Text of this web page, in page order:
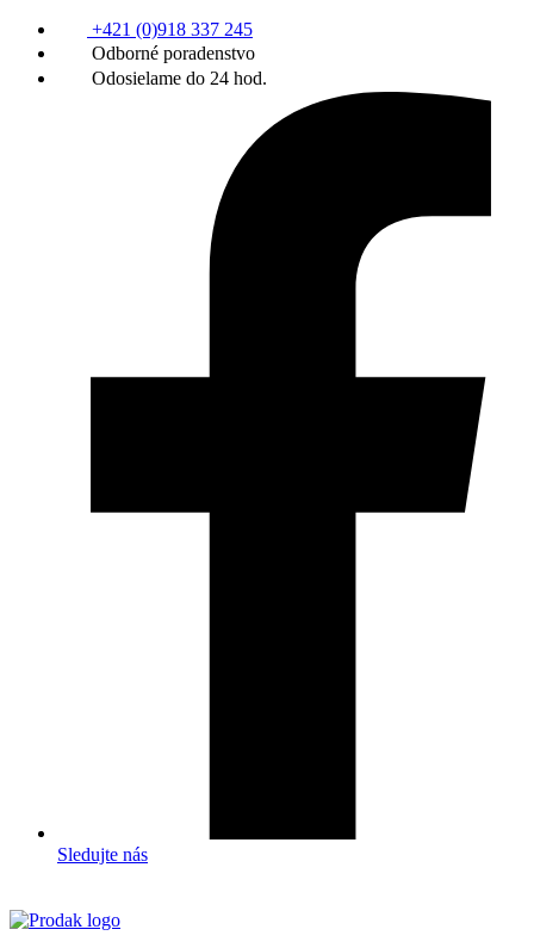
+421 (0)918 337 245
Odborné poradenstvo
Odosielame do 24 hod.
Sledujte nás